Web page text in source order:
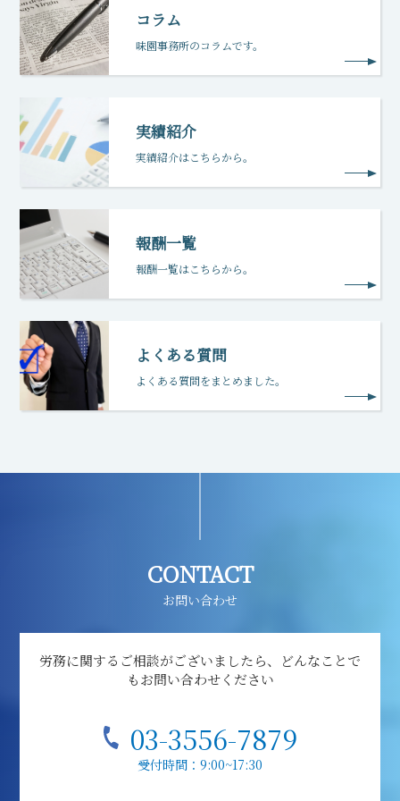
コラム
味園事務所のコラムです。
実績紹介
実績紹介はこちらから。
報酬一覧
報酬一覧はこちらから。
よくある質問
よくある質問をまとめました。
CONTACT
お問い合わせ
労務に関するご相談がございましたら、どんなことで
もお問い合わせください
03-3556-7879
受付時間：9:00~17:30